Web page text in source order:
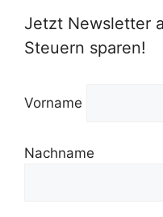
Jetzt Newsletter
Steuern sparen!
Vorname
Nachname